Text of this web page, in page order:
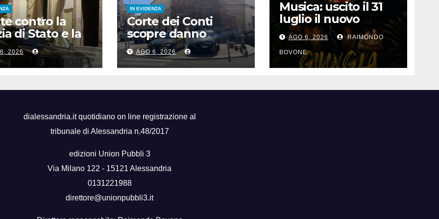
contro la
di Stato e la
a Siena,
24enne
2026
IN EVIDENZA
Corte dei Conti
scopre danno
erariale da 600mila
euro su depuratori
in Calabria
AGO 6, 2026
Musica: uscito il 31
luglio il nuovo
singolo di Nicoletta
Pedrini, ‘Giungla’
AGO 6, 2026 RAIMONDO
BOVONE
dialessandria.it quotidiano on line registrazione al
tribunale di Alessandria n.48/2017
edizioni Union Pubbli 3
Via Milano 122 - 15121 Alessandria
0131221988
direttore@unionpubbli3.it